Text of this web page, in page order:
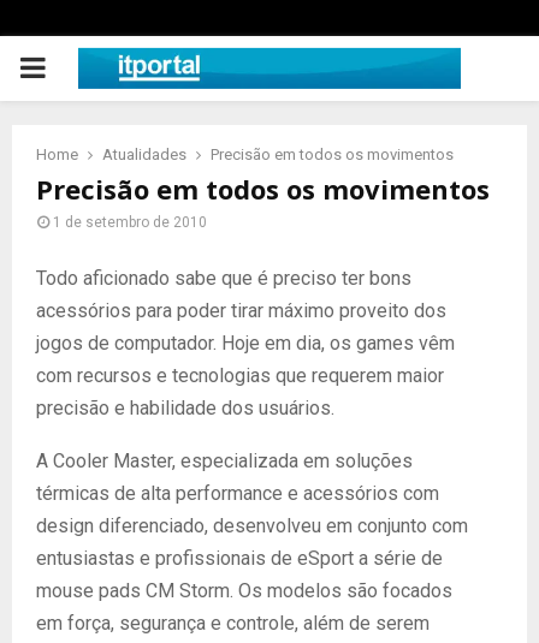
PRIMARY
Home Atualidades Precisão em todos os movimentos
Precisão em todos os movimentos
1 de setembro de 2010
Todo aficionado sabe que é preciso ter bons
acessórios para poder tirar máximo proveito dos
jogos de computador. Hoje em dia, os games vêm
com recursos e tecnologias que requerem maior
precisão e habilidade dos usuários.
A Cooler Master, especializada em soluções
térmicas de alta performance e acessórios com
design diferenciado, desenvolveu em conjunto com
entusiastas e profissionais de eSport a série de
mouse pads CM Storm. Os modelos são focados
em força, segurança e controle, além de serem